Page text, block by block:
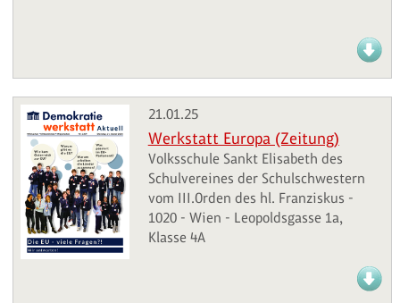
21.01.25
Werkstatt Europa (Zeitung)
Volksschule Sankt Elisabeth des
Schulvereines der Schulschwestern
vom III.Orden des hl. Franziskus -
1020 - Wien - Leopoldsgasse 1a,
Klasse 4A